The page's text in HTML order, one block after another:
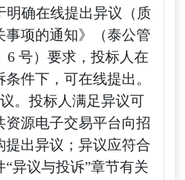
明确在线提出异议（质
事项的通知》（泰公管
6 号）要求，投标人在
件下，可在线提出。
。投标人满足异议可
资源电子交易平台向招
提出异议；异议应符合
异议与投诉”章节有关